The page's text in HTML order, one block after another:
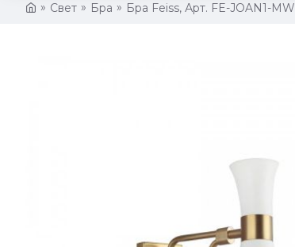
Свет Бра Бра Feiss, Арт. FE-JOAN1-MW